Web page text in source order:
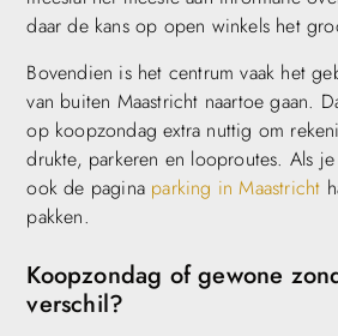
daar de kans op open winkels het
Bovendien is het centrum vaak het
van buiten Maastricht naartoe gaan.
op koopzondag extra nuttig om
drukte, parkeren en looproutes. Als
ook de pagina parking in Maastricht
pakken.
Koopzondag of gewone
verschil?